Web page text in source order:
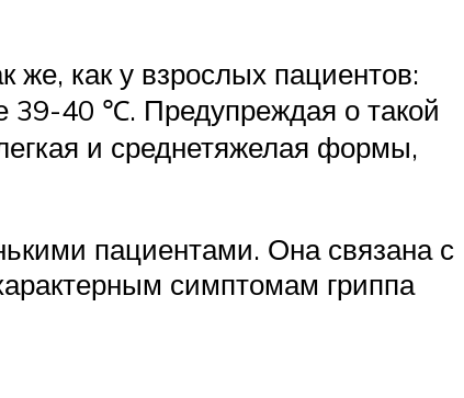
же, как у взрослых пациентов:
39-40 ℃. Предупреждая о такой
и среднетяжелая формы,
пациентами. Она связана с
симптомам гриппа